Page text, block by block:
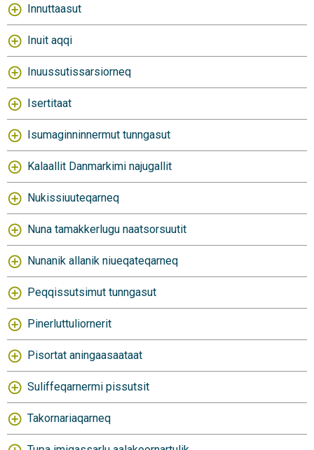
Innuttaasut
Inuit aqqi
Inuussutissarsiorneq
Isertitaat
Isumaginninnermut tunngasut
Kalaallit Danmarkimi najugallit
Nukissiuuteqarneq
Nuna tamakkerlugu naatsorsuutit
Nunanik allanik niueqateqarneq
Peqqissutsimut tunngasut
Pinerluttuliornerit
Pisortat aningaasaataat
Suliffeqarnermi pissutsit
Takornariaqarneq